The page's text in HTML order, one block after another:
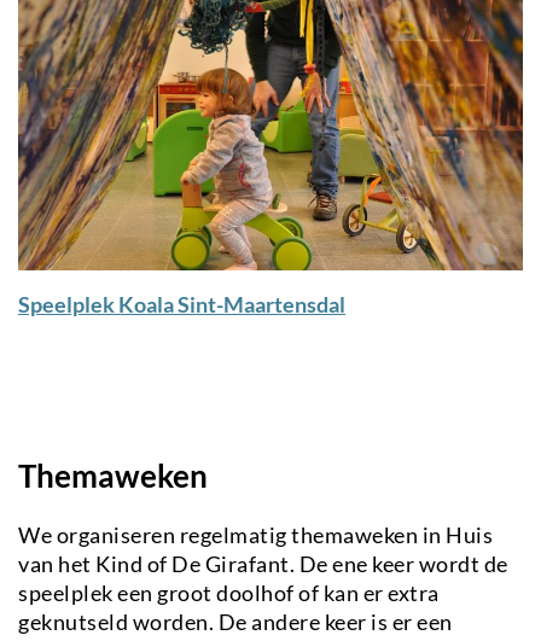
Speelplek Koala Sint-Maartensdal
Themaweken
We organiseren regelmatig themaweken in Huis
van het Kind of De Girafant. De ene keer wordt de
speelplek een groot doolhof of kan er extra
geknutseld worden. De andere keer is er een